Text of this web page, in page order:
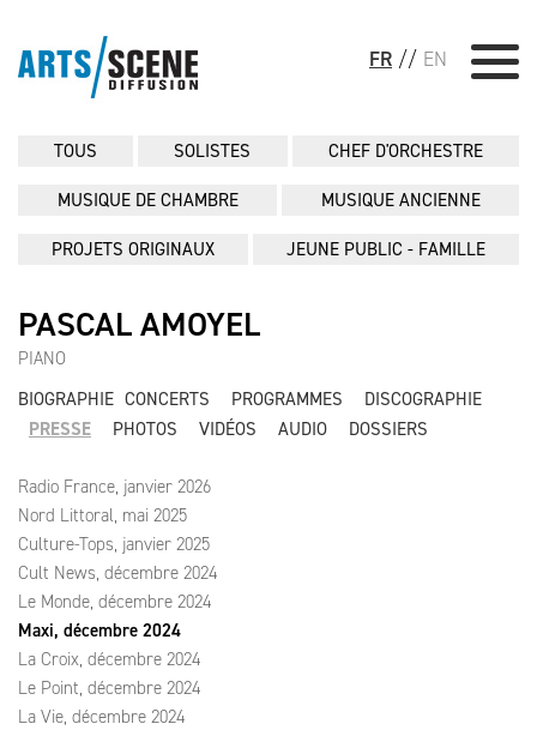
FR // EN
TOUS SOLISTES CHEF D'ORCHESTRE
MUSIQUE DE CHAMBRE MUSIQUE ANCIENNE
PROJETS ORIGINAUX JEUNE PUBLIC - FAMILLE
PASCAL AMOYEL
PIANO
BIOGRAPHIE CONCERTS PROGRAMMES
DISCOGRAPHIE
PRESSE
PHOTOS VIDÉOS AUDIO DOSSIERS
Radio France, janvier 2026
Nord Littoral, mai 2025
Culture-Tops, janvier 2025
Cult News, décembre 2024
Le Monde, décembre 2024
Maxi, décembre 2024
La Croix, décembre 2024
Le Point, décembre 2024
La Vie, décembre 2024